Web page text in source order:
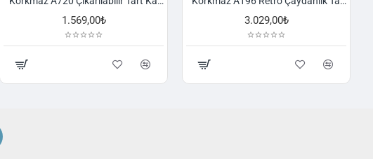
1.569,00₺ 3.029,00₺